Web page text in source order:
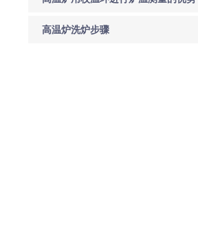
高温炉洗炉步骤